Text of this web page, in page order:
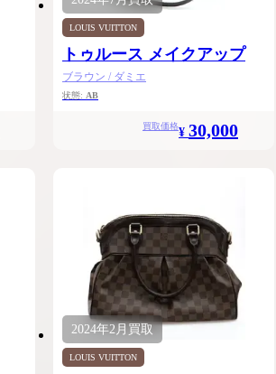
LOUIS VUITTON
トゥルース メイクアップ
ブラウン / ダミエ
状態: AB
買取価格¥ 30,000
2024年2月買取
LOUIS VUITTON